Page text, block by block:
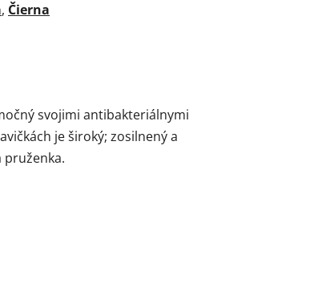
, Čierna
svojimi antibakteriálnymi
je široký; zosilnený a
pruženka.